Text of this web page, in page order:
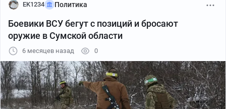
EK1234 Политика
Боевики ВСУ бегут с позиций и бросают
оружие в Сумской области
6 месяцев назад 0